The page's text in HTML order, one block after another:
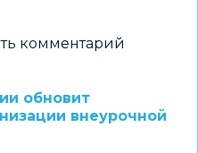
комментарий
обновит
внеурочной